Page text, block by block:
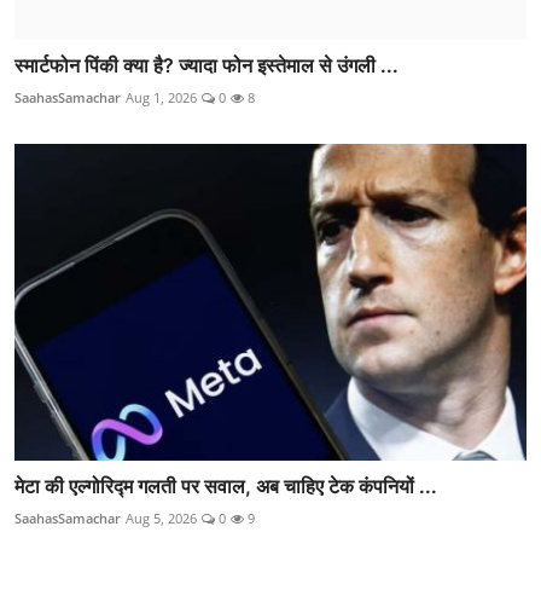
स्मार्टफोन पिंकी क्या है? ज्यादा फोन इस्तेमाल से उंगली ...
SaahasSamachar Aug 1, 2026 0 8
मेटा की एल्गोरिद्म गलती पर सवाल, अब चाहिए टेक कंपनियों ...
SaahasSamachar Aug 5, 2026 0 9